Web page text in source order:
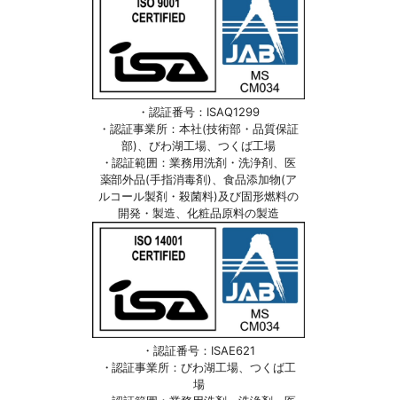
・認証番号：ISAQ1299
・認証事業所：本社(技術部・品質保証
部)、びわ湖工場、つくば工場
・認証範囲：業務用洗剤・洗浄剤、医
薬部外品(手指消毒剤)、食品添加物(ア
ルコール製剤・殺菌料)及び固形燃料の
開発・製造、化粧品原料の製造
・認証番号：ISAE621
・認証事業所：びわ湖工場、つくば工
場